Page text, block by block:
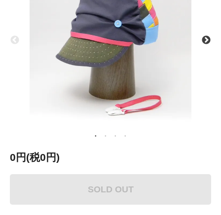
0円(税0円)
SOLD OUT